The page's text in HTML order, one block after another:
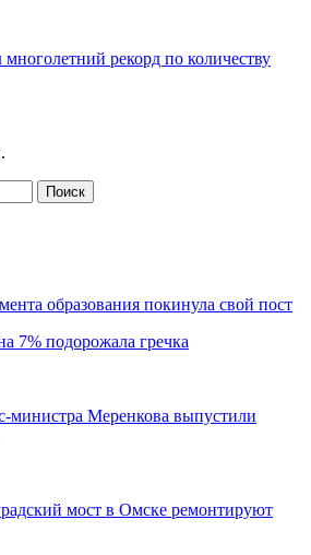
рекорд по количеству
образования покинула свой пост
7% подорожала гречка
министра Меренкова выпустили
мост в Омске ремонтируют